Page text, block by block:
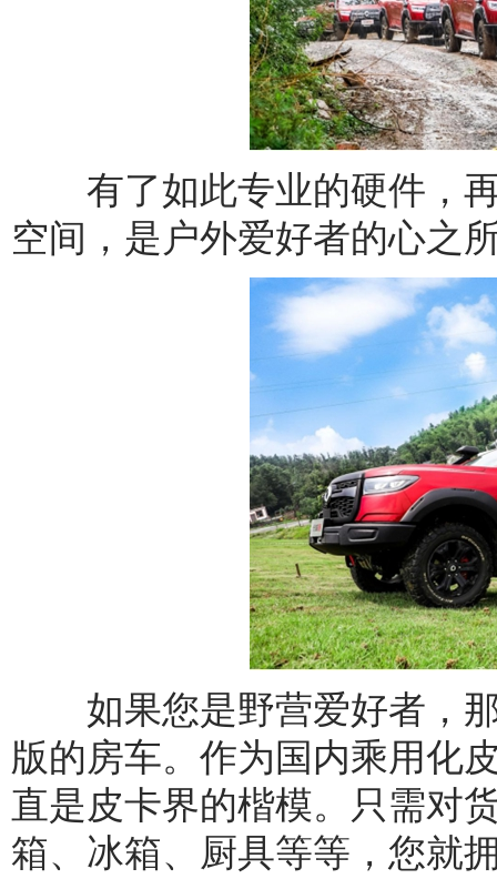
有了如此专业的硬件，再
空间，是户外爱好者的心之
如果您是野营爱好者，那
版的房车。作为国内乘用化
直是皮卡界的楷模。只需对
箱、冰箱、厨具等等，您就